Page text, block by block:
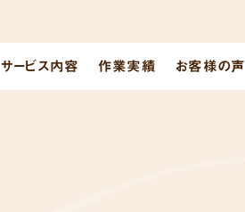
サービス内容 作業実績 お客様の声